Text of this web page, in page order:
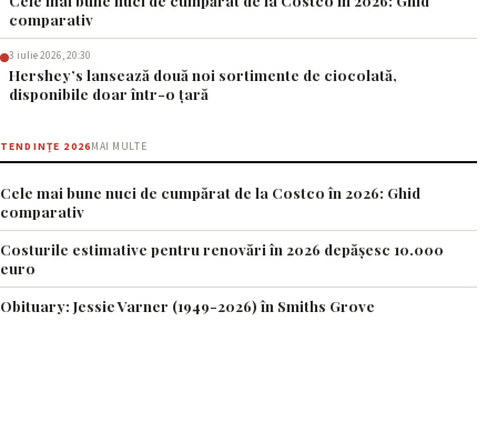
comparativ
3 iulie 2026, 20:30
Hershey’s lansează două noi sortimente de ciocolată,
disponibile doar într-o țară
TENDINȚE 2026MAI MULTE
Cele mai bune nuci de cumpărat de la Costco în 2026: Ghid
comparativ
Costurile estimative pentru renovări în 2026 depășesc 10.000
euro
Obituary: Jessie Varner (1949-2026) în Smiths Grove